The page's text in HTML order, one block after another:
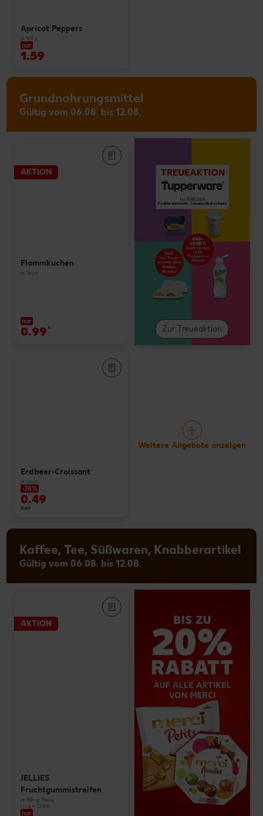
Apricot Peppers
je 100 g
nur
1.59
Grundnahrungsmittel
Gültig vom 06.08. bis 12.08.
Zur Treueaktion
AKTION
Flammkuchen
je Stück
nur
0.99*
Erdbeer-Croissant
je Stück
-28%
0.49
0.69
Weitere Angebote anzeigen
Kaffee, Tee, Süßwaren, Knabberartikel
Gültig vom 06.08. bis 12.08.
AKTION
JELLIES
Fruchtgummistreifen
je 180-g-Packg.
(1 kg = 13.84)
nur